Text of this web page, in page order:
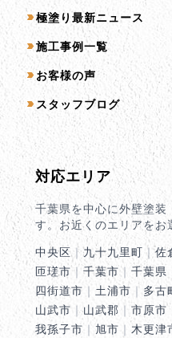
コンテンツ一覧
極塗り最新ニュース
施工事例一覧
お客様の声
スタッフブログ
対応エリア
千葉県を中心に外壁塗装
す。お近くのエリアをお
中央区 ｜ 九十九里町 ｜佐
匝瑳市｜ 千葉市｜ 千葉県
四街道市 ｜ 土浦市 ｜ 多古
山武市 ｜山武郡 ｜ 市原市
我孫子市 ｜ 旭市 ｜ 木更津